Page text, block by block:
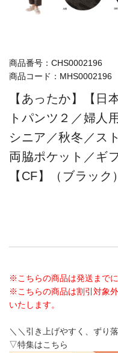
商品番号： CHS0002196
商品コード： MHS0002196
【あったか】【日
トパンツ２／婦人
シニア／秋冬／ス
両脇ポケット／ギ
【CF】（ブラック）
※こちらの商品は発送まで
※こちらの商品は割引対象
いたします。
＼＼引き上げやすく、ずり
▽特集はこちら